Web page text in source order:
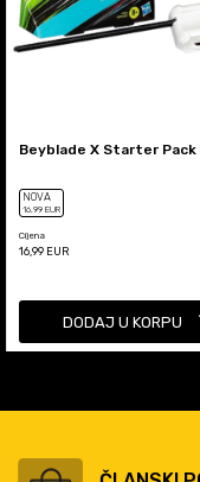
Beyblade X Starter Pack
NOVA
16,99 EUR
Cijena
16,99 EUR
DODAJ U KORPU